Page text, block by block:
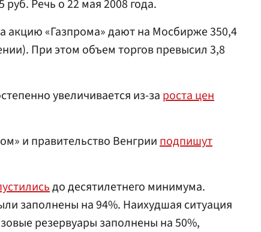
Речь о 22 мая 2008 года.
акцию «Газпрома» дают на Мосбирже 350,4
При этом объем торгов превысил 3,8
увеличивается из-за роста цен
и правительство Венгрииподпишут
до десятилетнего минимума.
заполнены на 94%. Наихудшая ситуация
резервуары заполнены на 50%,